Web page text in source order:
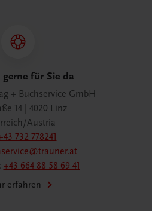
für Sie da
+ Buchservice GmbH
14 | 4020 Linz
Austria
732 778241
+43 664 88 58 69 41
erfahren